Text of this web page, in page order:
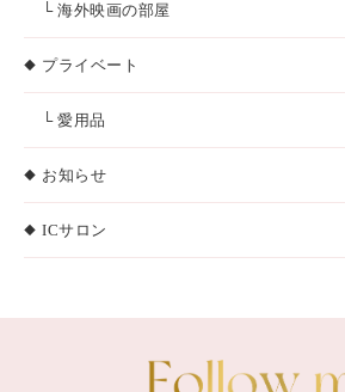
└ 海外映画の部屋
プライベート
└ 愛用品
お知らせ
ICサロン